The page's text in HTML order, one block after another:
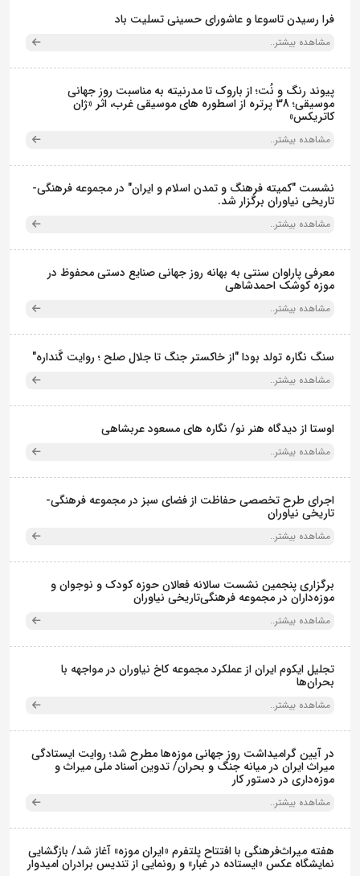
فرا رسیدن تاسوعا و عاشورای حسینی تسلیت باد
مشاهده بیشتر..
پیوند رنگ و نُت؛ از باروک تا مدرنیته به مناسبت روز جهانی
موسیقی؛ 38 پرتره از اسطوره های موسیقی غرب، اثر «ژان
کاتریکس»
مشاهده بیشتر..
نشست "کمیته فرهنگ و تمدن اسلام و ایران" در مجموعه فرهنگی‌-
تاریخی نیاوران برگزار شد.
مشاهده بیشتر..
معرفی پاراوان سنتی به بهانه روز جهانی صنایع دستی محفوظ در
موزه کوشک احمدشاهی
مشاهده بیشتر..
سنگ نگاره تولد بودا "از خاکستر جنگ تا جلال صلح ؛ روایت گَنداره"
مشاهده بیشتر..
اوستا از دیدگاه هنر نو/ نگاره های مسعود عربشاهی
مشاهده بیشتر..
اجرای طرح تخصصی حفاظت از فضای سبز در مجموعه فرهنگی-
تاریخی نیاوران
مشاهده بیشتر..
برگزاری پنجمین نشست سالانه فعالان حوزه کودک و نوجوان و
موزه‌داران در مجموعه فرهنگی‌تاریخی نیاوران
مشاهده بیشتر..
تجلیل ایکوم ایران از عملکرد مجموعه کاخ نیاوران در مواجهه با
بحران‌ها
مشاهده بیشتر..
در آیین گرامیداشت روز جهانی موزه‌ها مطرح شد؛ روایت ایستادگی
میراث ایران در میانه جنگ و بحران/ تدوین اسناد ملی میراث و
موزه‌داری در دستور کار
مشاهده بیشتر..
هفته میراث‌فرهنگی با افتتاح پلتفرم «ایران موزه» آغاز شد/ بازگشایی
نمایشگاه عکس «ایستاده در غبار» و رونمایی از تندیس برادران امیدوار